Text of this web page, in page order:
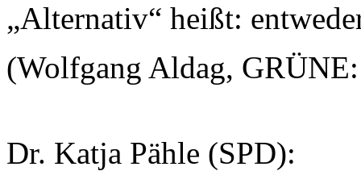
„Alternativ“ heißt:
(Wolfgang Aldag,
Dr. Katja Pähle (SPD):